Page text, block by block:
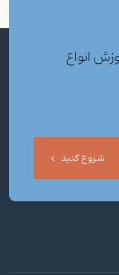
انواع
شروع کنید